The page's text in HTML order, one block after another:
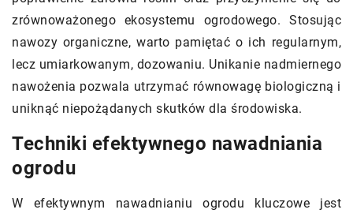
zrównoważonego ekosystemu ogrodowego. Stosując
nawozy organiczne, warto pamiętać o ich regularnym,
lecz umiarkowanym, dozowaniu. Unikanie nadmiernego
nawożenia pozwala utrzymać równowagę biologiczną i
uniknąć niepożądanych skutków dla środowiska.
Techniki efektywnego nawadniania
ogrodu
W efektywnym nawadnianiu ogrodu kluczowe jest